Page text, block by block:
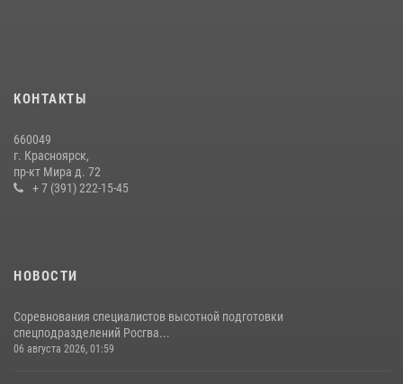
Красноярскому краю.
10 июля 2026, 06:21
КОНТАКТЫ
660049
г. Красноярск,
пр-кт Мира д. 72
+ 7 (391) 222-15-45
НОВОСТИ
Соревнования специалистов высотной подготовки
спецподразделений Росгва...
06 августа 2026, 01:59